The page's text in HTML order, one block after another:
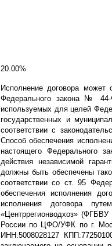
20.00%
Исполнение договора может
Федерального закона №
используемых для целей
государственных и
соответствии с
Способ обеспечения
настоящего Федерального
действия независимой
должны быть обеспечены
соответствии со ст. 95
обеспечения исполнения
исполнения договора
«Центррегионводхоз»
России по ЦФО/УФК по г.
ИНН:5008028127